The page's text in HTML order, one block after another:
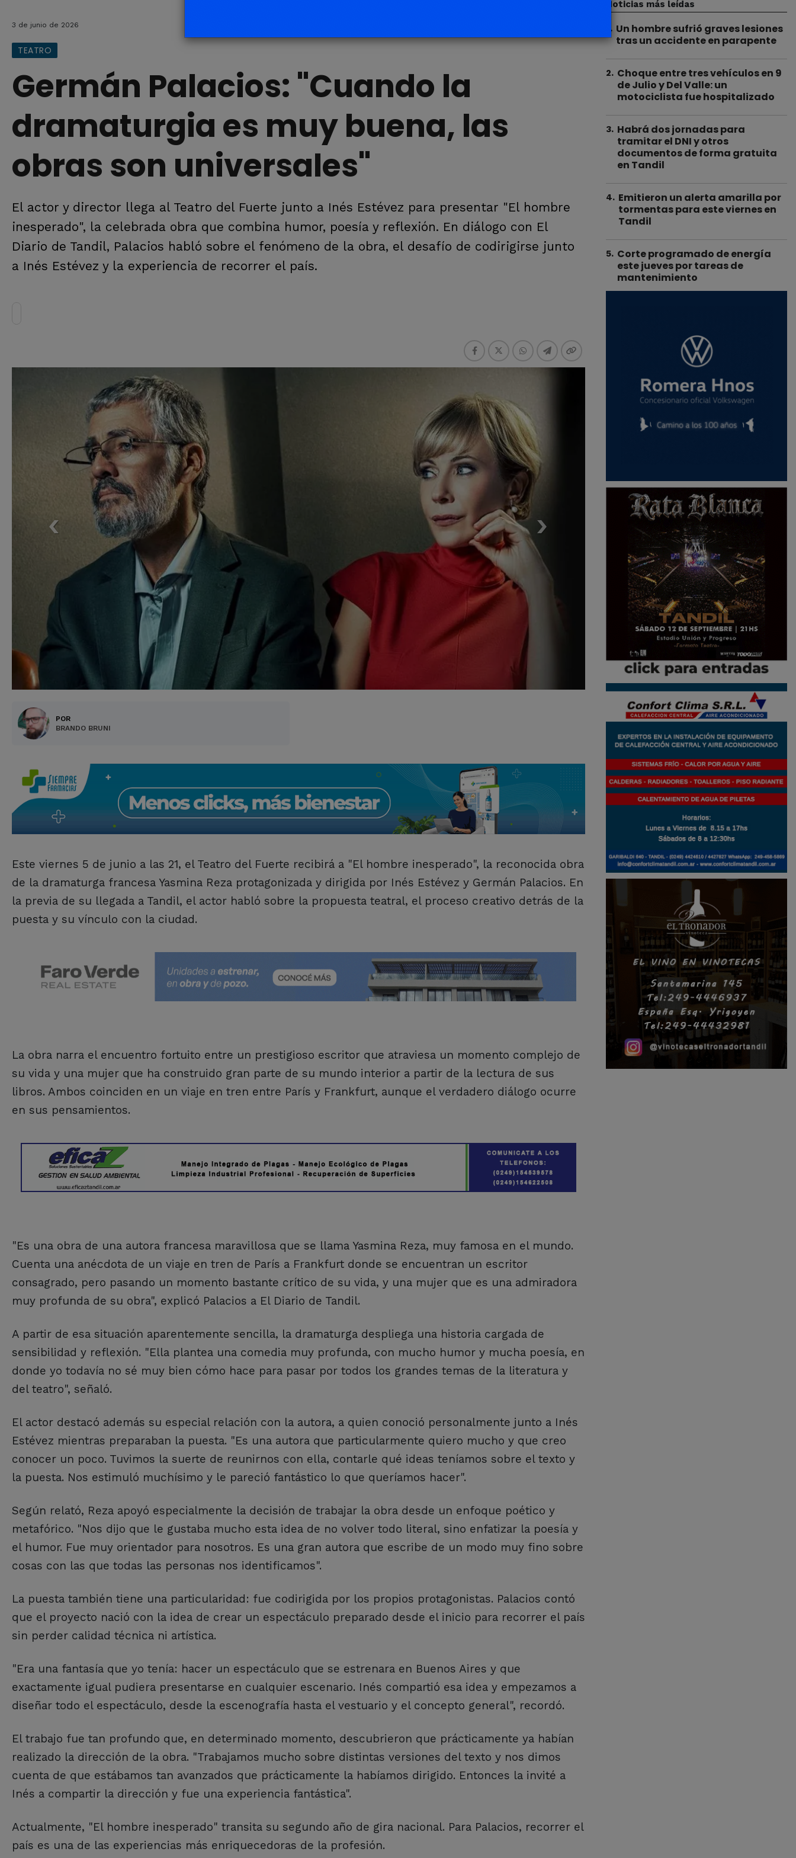
3 de junio de 2026
TEATRO
Germán Palacios: "Cuando la
dramaturgia es muy buena, las
obras son universales"
El actor y director llega al Teatro del Fuerte junto a Inés Estévez para presentar "El hombre
inesperado", la celebrada obra que combina humor, poesía y reflexión. En diálogo con El
Diario de Tandil, Palacios habló sobre el fenómeno de la obra, el desafío de codirigirse junto
a Inés Estévez y la experiencia de recorrer el país.
POR
BRANDO BRUNI
Este viernes 5 de junio a las 21, el Teatro del Fuerte recibirá a "El hombre inesperado", la reconocida obra
de la dramaturga francesa Yasmina Reza protagonizada y dirigida por Inés Estévez y Germán Palacios. En
la previa de su llegada a Tandil, el actor habló sobre la propuesta teatral, el proceso creativo detrás de la
puesta y su vínculo con la ciudad.
La obra narra el encuentro fortuito entre un prestigioso escritor que atraviesa un momento complejo de
su vida y una mujer que ha construido gran parte de su mundo interior a partir de la lectura de sus
libros. Ambos coinciden en un viaje en tren entre París y Frankfurt, aunque el verdadero diálogo ocurre
en sus pensamientos.
"Es una obra de una autora francesa maravillosa que se llama Yasmina Reza, muy famosa en el mundo.
Cuenta una anécdota de un viaje en tren de París a Frankfurt donde se encuentran un escritor
consagrado, pero pasando un momento bastante crítico de su vida, y una mujer que es una admiradora
muy profunda de su obra", explicó Palacios a El Diario de Tandil.
A partir de esa situación aparentemente sencilla, la dramaturga despliega una historia cargada de
sensibilidad y reflexión. "Ella plantea una comedia muy profunda, con mucho humor y mucha poesía, en
donde yo todavía no sé muy bien cómo hace para pasar por todos los grandes temas de la literatura y
del teatro", señaló.
El actor destacó además su especial relación con la autora, a quien conoció personalmente junto a Inés
Estévez mientras preparaban la puesta. "Es una autora que particularmente quiero mucho y que creo
conocer un poco. Tuvimos la suerte de reunirnos con ella, contarle qué ideas teníamos sobre el texto y
la puesta. Nos estimuló muchísimo y le pareció fantástico lo que queríamos hacer".
Según relató, Reza apoyó especialmente la decisión de trabajar la obra desde un enfoque poético y
metafórico. "Nos dijo que le gustaba mucho esta idea de no volver todo literal, sino enfatizar la poesía y
el humor. Fue muy orientador para nosotros. Es una gran autora que escribe de un modo muy fino sobre
cosas con las que todas las personas nos identificamos".
La puesta también tiene una particularidad: fue codirigida por los propios protagonistas. Palacios contó
que el proyecto nació con la idea de crear un espectáculo preparado desde el inicio para recorrer el país
sin perder calidad técnica ni artística.
"Era una fantasía que yo tenía: hacer un espectáculo que se estrenara en Buenos Aires y que
exactamente igual pudiera presentarse en cualquier escenario. Inés compartió esa idea y empezamos a
diseñar todo el espectáculo, desde la escenografía hasta el vestuario y el concepto general", recordó.
El trabajo fue tan profundo que, en determinado momento, descubrieron que prácticamente ya habían
realizado la dirección de la obra. "Trabajamos mucho sobre distintas versiones del texto y nos dimos
cuenta de que estábamos tan avanzados que prácticamente la habíamos dirigido. Entonces la invité a
Inés a compartir la dirección y fue una experiencia fantástica".
Actualmente, "El hombre inesperado" transita su segundo año de gira nacional. Para Palacios, recorrer el
país es una de las experiencias más enriquecedoras de la profesión.
Noticias más leídas
. Un hombre sufrió graves lesiones
tras un accidente en parapente
2. Choque entre tres vehículos en 9
de Julio y Del Valle: un
motociclista fue hospitalizado
3. Habrá dos jornadas para
tramitar el DNI y otros
documentos de forma gratuita
en Tandil
4. Emitieron un alerta amarilla por
tormentas para este viernes en
Tandil
5. Corte programado de energía
este jueves por tareas de
mantenimiento